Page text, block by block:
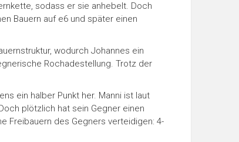
sodass er sie anhebelt. Doch
Bauern auf e6 und später einen
wodurch Johannes ein
Rochadestellung. Trotz der
ein halber Punkt her. Manni ist laut
plötzlich hat sein Gegner einen
Freibauern des Gegners verteidigen: 4-